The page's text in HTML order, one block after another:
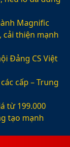
Magnific
cải thiện mạnh
Đảng CS Việt
cấp – Trung
từ 199.000
tạo mạnh